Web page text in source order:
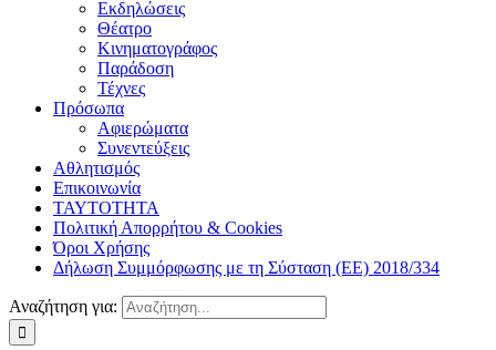
Εκδηλώσεις
Θέατρο
Κινηματογράφος
Παράδοση
Τέχνες
Πρόσωπα
Αφιερώματα
Συνεντεύξεις
Αθλητισμός
Επικοινωνία
ΤΑΥΤΟΤΗΤΑ
Πολιτική Απορρήτου & Cookies
Όροι Χρήσης
Δήλωση Συμμόρφωσης με τη Σύσταση (ΕΕ) 2018/334
Αναζήτηση για: